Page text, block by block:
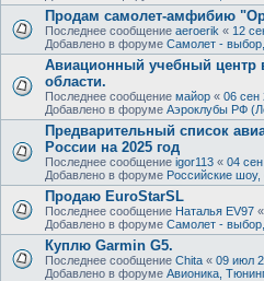
Продам самолет-амфибию
Последнее сообщение aeroerik « 12
Добавлено в форуме Самолет - выбор,
Авиационный учебный центр
области.
Последнее сообщение майор « 06 сен
Добавлено в форуме Аэроклубы РФ
Предварительный список
России на 2025 год
Последнее сообщение igor113 « 04
Добавлено в форуме Российские
Продаю EuroStarSL
Последнее сообщение Наталья EV97 «
Добавлено в форуме Самолет - выбор,
Куплю Garmin G5.
Последнее сообщение Chita « 09 июл
Добавлено в форуме Авионика,